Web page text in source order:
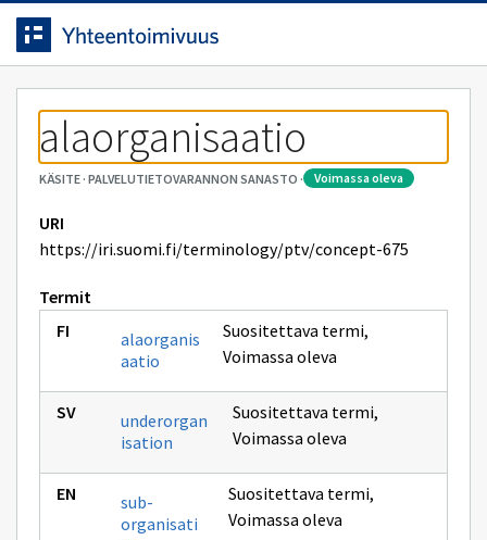
Siirrytty
sivulle
Siirry suoraan sisältöön.
alaorganisaatio
KÄSITE· PALVELUTIETOVARANNON SANASTO · voimassa oleva
URI
https://iri.suomi.fi/terminology/ptv/concept-675
Termit
alaorganis
aatio
Suositettava termi,
Voimassa oleva
underorgan
isation
Suositettava termi,
Voimassa oleva
sub-
organisati
Suositettava termi,
Voimassa oleva